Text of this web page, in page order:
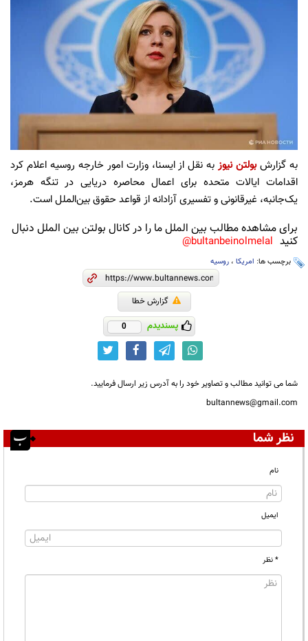
به گزارشبولتن نیوزبه نقل از ایسنا، وزارت امور خارجه روسیه اعلام کرد
اقدامات ایالات متحده برای اعمال محاصره دریایی در تنگه هرمز،
یک‌جانبه، غیرقانونی و تفسیری آزادانه از قواعد حقوق بین‌الملل است.
برای مشاهده مطالب بین الملل ما را در کانال بولتن بین الملل دنبال
کنید bultanbeinolmelal@
برچسب ها: امریکا ، روسیه
گزارش خطا
پسندیدم 0
شما می توانید مطالب و تصاویر خود را به آدرس زیر ارسال فرمایید.
bultannews@gmail.com
نظر شما
نام
ایمیل
* نظر